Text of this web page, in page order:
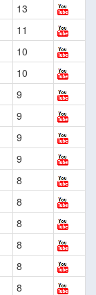
13
11
10
10
9
9
9
9
8
8
8
8
8
8